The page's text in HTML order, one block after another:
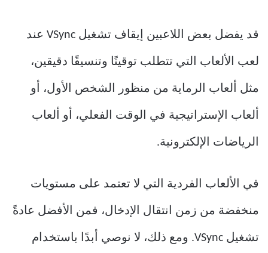
قد يفضل بعض اللاعبين إيقاف تشغيل VSync عند
لعب الألعاب التي تتطلب توقيتًا وتنسيقًا دقيقين،
مثل ألعاب الرماية من منظور الشخص الأول، أو
ألعاب الإستراتيجية في الوقت الفعلي، أو ألعاب
الرياضات الإلكترونية.
في الألعاب الفردية التي لا تعتمد على مستويات
منخفضة من زمن انتقال الإدخال، فمن الأفضل عادةً
تشغيل VSync. ومع ذلك، لا نوصي أبدًا باستخدام